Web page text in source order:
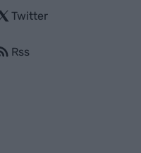
Twitter
Rss